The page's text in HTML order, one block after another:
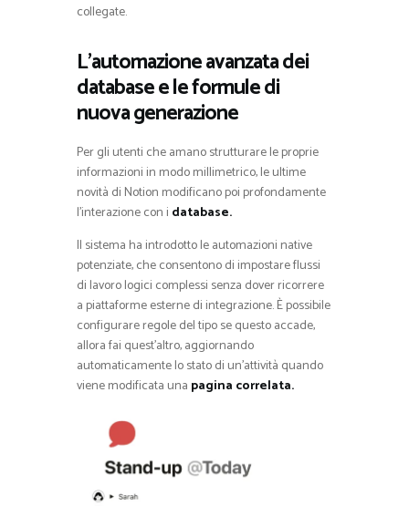
collegate.
L’automazione avanzata dei
database e le formule di
nuova generazione
Per gli utenti che amano strutturare le proprie
informazioni in modo millimetrico, le ultime
novità di Notion modificano poi profondamente
l’interazione con i database.
Il sistema ha introdotto le automazioni native
potenziate, che consentono di impostare flussi
di lavoro logici complessi senza dover ricorrere
a piattaforme esterne di integrazione. È possibile
configurare regole del tipo se questo accade,
allora fai quest’altro, aggiornando
automaticamente lo stato di un’attività quando
viene modificata una pagina correlata.